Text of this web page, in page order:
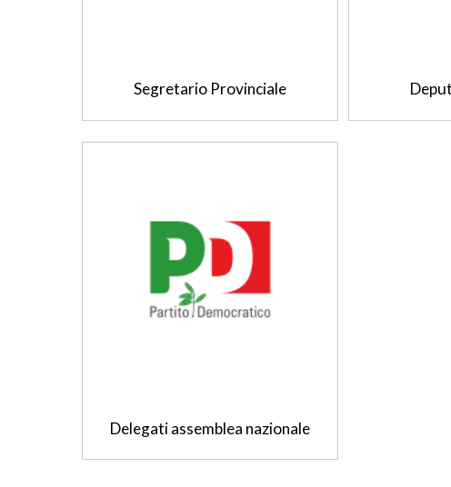
Segretario Provinciale
Delegati assemblea nazionale